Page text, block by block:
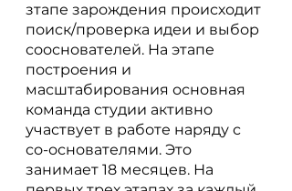
зтапе зарождения происходит
поиск/проверка идеи и выбор
сооснователей. На этапе
построения и
масштабирования основная
команда студии активно
участвует в работе наряду с
со-основателями. Это
занимает 18 месяцев. На